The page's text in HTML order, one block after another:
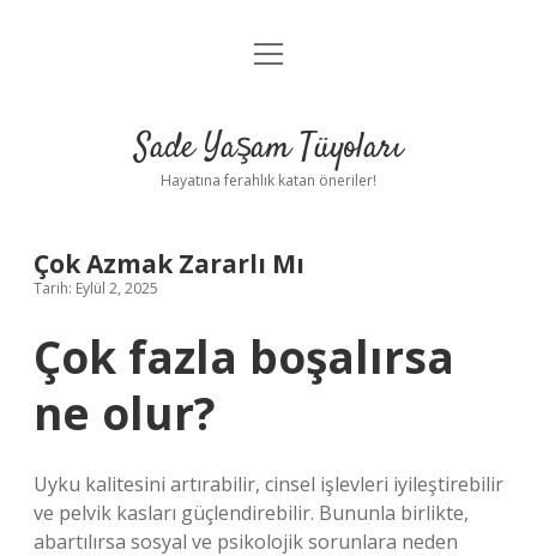
Anasayfa
Yasal Uyarı
menüyü
Sade Yaşam Tüyoları
Hayatına ferahlık katan öneriler!
Çok Azmak Zararlı Mı
Tarih: Eylül 2, 2025
Çok fazla boşalırsa
ne olur?
Uyku kalitesini artırabilir, cinsel işlevleri iyileştirebilir
ve pelvik kasları güçlendirebilir. Bununla birlikte,
abartılırsa sosyal ve psikolojik sorunlara neden